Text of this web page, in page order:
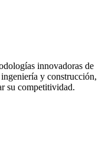
innovadoras de
y construcción,
su competitividad.